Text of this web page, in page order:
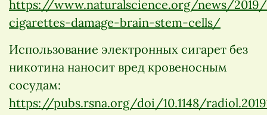
https://www.naturalscience.org/news/
cigarettes-damage-brain-stem-cells/
Использование электронных сигарет без
никотина наносит вред кровеносным
сосудам:
https://pubs.rsna.org/doi/10.1148/